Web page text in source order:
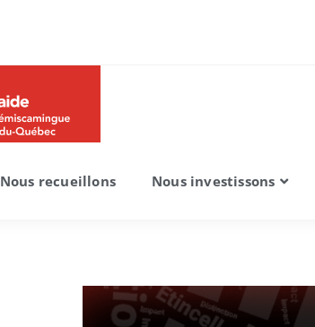
Nous recueillons Nous investissons